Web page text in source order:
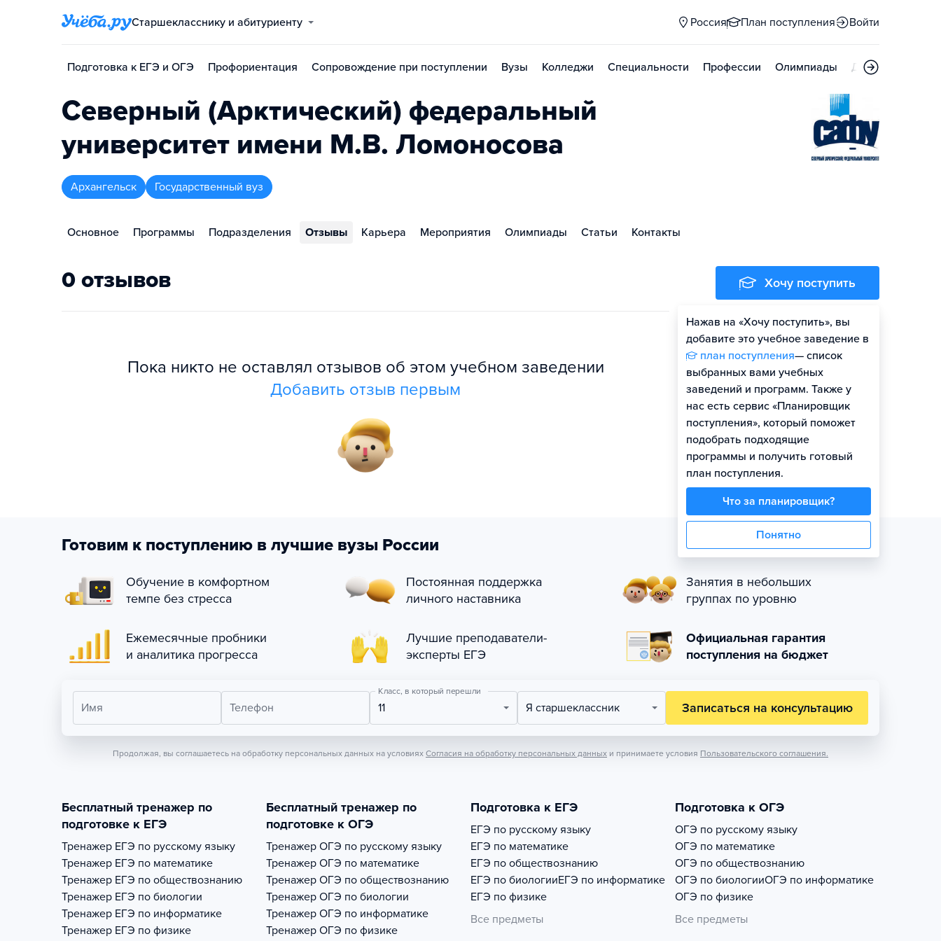
Старшекласснику и абитуриенту Россия План поступления Войти
Подготовка к ЕГЭ и ОГЭ Профориентация Сопровождение при поступлении Вузы Колледжи Специальности Профессии Олимпиады Дни открытых
Северный (Арктический) федеральный
университет имени М.В. Ломоносова
Архангельск Государственный вуз
Основное Программы Подразделения Отзывы Карьера Мероприятия Олимпиады Статьи Контакты
0 отзывов
Пока никто не оставлял отзывов об этом учебном заведении
Добавить отзыв первым
Хочу поступить
Нажав на «Хочу поступить», вы
добавите это учебное заведение в
план поступления— список
выбранных вами учебных
заведений и программ. Также у
нас есть сервис «Планировщик
поступления», который поможет
подобрать подходящие
программы и получить готовый
план поступления.
Что за планировщик?
Понятно
Оценить шансы
Готовим к поступлению в лучшие вузы России
Обучение в комфортном
темпе без стресса
Постоянная поддержка
личного наставника
Занятия в небольших
группах по уровню
Ежемесячные пробники
и аналитика прогресса
Лучшие преподаватели-
эксперты ЕГЭ
Официальная гарантия
поступления на бюджет
Имя Телефон
Класс, в который перешли
11 Я старшеклассник Записаться на консультацию
Продолжая, вы соглашаетесь на обработку персональных данных на условиях Согласия на обработку персональных данных и принимаете условия Пользовательского соглашения.
Бесплатный тренажер по
подготовке к ЕГЭ
Тренажер ЕГЭ по русскому языку
Тренажер ЕГЭ по математике
Тренажер ЕГЭ по обществознанию
Тренажер ЕГЭ по биологии
Тренажер ЕГЭ по информатике
Тренажер ЕГЭ по физике
Бесплатный тренажер по
подготовке к ОГЭ
Тренажер ОГЭ по русскому языку
Тренажер ОГЭ по математике
Тренажер ОГЭ по обществознанию
Тренажер ОГЭ по биологии
Тренажер ОГЭ по информатике
Тренажер ОГЭ по физике
Подготовка к ЕГЭ
ЕГЭ по русскому языку
ЕГЭ по математике
ЕГЭ по обществознанию
ЕГЭ по биологииЕГЭ по информатике
ЕГЭ по физике
Все предметы
Подготовка к ОГЭ
ОГЭ по русскому языку
ОГЭ по математике
ОГЭ по обществознанию
ОГЭ по биологииОГЭ по информатике
ОГЭ по физике
Все предметы